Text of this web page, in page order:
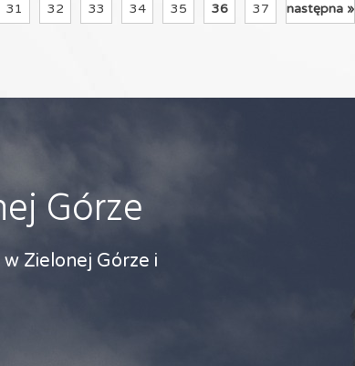
31 32 33 34 35 36 37 następna »
Górze
Zielonej Górze i